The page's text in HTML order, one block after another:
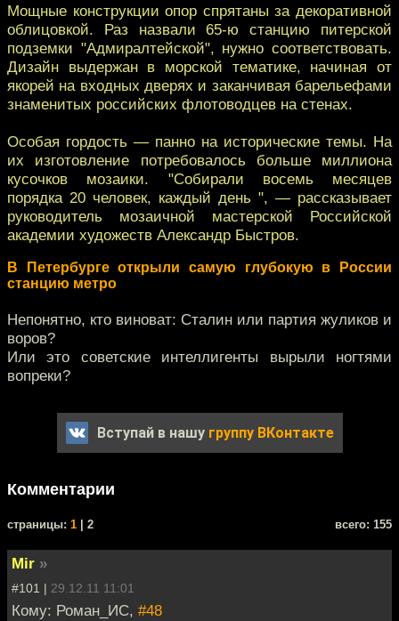
Мощные конструкции опор спрятаны за декоративной
облицовкой. Раз назвали 65-ю станцию питерской
подземки "Адмиралтейской", нужно соответствовать.
Дизайн выдержан в морской тематике, начиная от
якорей на входных дверях и заканчивая барельефами
знаменитых российских флотоводцев на стенах.
Особая гордость — панно на исторические темы. На
их изготовление потребовалось больше миллиона
кусочков мозаики. "Собирали восемь месяцев
порядка 20 человек, каждый день ", — рассказывает
руководитель мозаичной мастерской Российской
академии художеств Александр Быстров.
В Петербурге открыли самую глубокую в России
станцию метро
Непонятно, кто виноват: Сталин или партия жуликов и
воров?
Или это советские интеллигенты вырыли ногтями
вопреки?
Вступай в нашу группу ВКонтакте
Комментарии
cтраницы: 1 | 2 всего: 155
Mir »
#101 | 29.12.11 11:01
Кому: Роман_ИС, #48